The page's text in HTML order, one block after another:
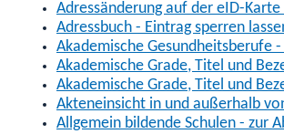
Adressänderung auf der eID-
Adressbuch - Eintrag sperren
Akademische Gesundheitsberufe
Akademische Grade, Titel und
Akademische Grade, Titel und
Akteneinsicht in und außerhalb
Allgemein bildende Schulen - zur